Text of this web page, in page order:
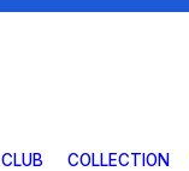
CLUB COLLECTION